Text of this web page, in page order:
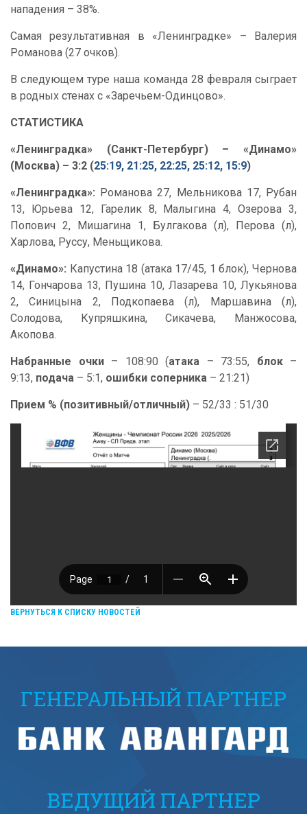
нападения – 38%.
Самая результативная в «Ленинградке» – Валерия
Романова (27 очков).
В следующем туре наша команда 28 февраля сыграет
в родных стенах с «Заречьем-Одинцово».
СТАТИСТИКА
«Ленинградка» (Санкт-Петербург) – «Динамо»
(Москва) – 3:2 (25:19, 21:25, 22:25, 25:12, 15:9)
«Ленинградка»: Романова 27, Мельникова 17, Рубан
13, Юрьева 12, Гарелик 8, Малыгина 4, Озерова 3,
Попович 2, Мишагина 1, Булгакова (л), Перова (л),
Харлова, Руссу, Меньщикова.
«Динамо»: Капустина 18 (атака 17/45, 1 блок), Чернова
14, Гончарова 13, Пушина 10, Лазарева 10, Лукьянова
2, Синицына 2, Подкопаева (л), Маршавина (л),
Солодова, Купряшкина, Сикачева, Манжосова,
Акопова.
Набранные очки– 108:90 (атака – 73:55, блок–
9:13, подача – 5:1, ошибки соперника – 21:21)
Прием % (позитивный/отличный) – 52/33 : 51/30
ВЕРНУТЬСЯ К СПИСКУ НОВОСТЕЙ
ГЕНЕРАЛЬНЫЙ ПАРТНЕР
ВЕДУЩИЙ ПАРТНЕР